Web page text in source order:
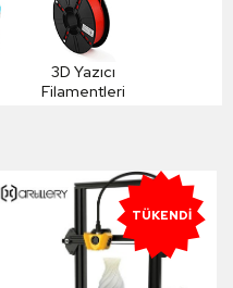
3D Yazıcı
Filamentleri
TÜKENDI